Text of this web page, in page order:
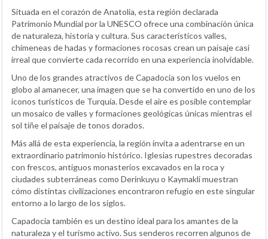
Situada en el corazón de Anatolia, esta región declarada
Patrimonio Mundial por la UNESCO ofrece una combinación única
de naturaleza, historia y cultura. Sus característicos valles,
chimeneas de hadas y formaciones rocosas crean un paisaje casi
irreal que convierte cada recorrido en una experiencia inolvidable.
Uno de los grandes atractivos de Capadocia son los vuelos en
globo al amanecer, una imagen que se ha convertido en uno de los
iconos turísticos de Turquía. Desde el aire es posible contemplar
un mosaico de valles y formaciones geológicas únicas mientras el
sol tiñe el paisaje de tonos dorados.
Más allá de esta experiencia, la región invita a adentrarse en un
extraordinario patrimonio histórico. Iglesias rupestres decoradas
con frescos, antiguos monasterios excavados en la roca y
ciudades subterráneas como Derinkuyu o Kaymakli muestran
cómo distintas civilizaciones encontraron refugio en este singular
entorno a lo largo de los siglos.
Capadocia también es un destino ideal para los amantes de la
naturaleza y el turismo activo. Sus senderos recorren algunos de